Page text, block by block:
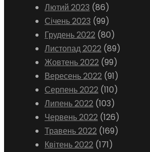
Лютий 2023 (86)
Січень 2023 (99)
Грудень 2022 (80)
Листопад 2022 (89)
Жовтень 2022 (99)
Вересень 2022 (91)
Серпень 2022 (110)
Липень 2022 (103)
Червень 2022 (126)
Травень 2022 (169)
Квітень 2022 (171)